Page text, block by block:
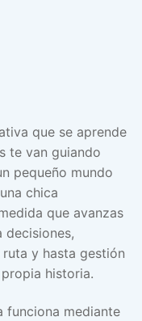
que se aprende
te van guiando
pequeño mundo
chica
que avanzas
decisiones,
y hasta gestión
historia.
funciona mediante